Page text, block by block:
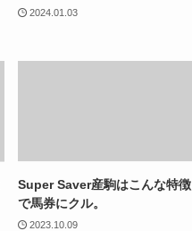
2024.01.03
Super Saver産駒はこんな特徴
で馬券にクル。
2023.10.09